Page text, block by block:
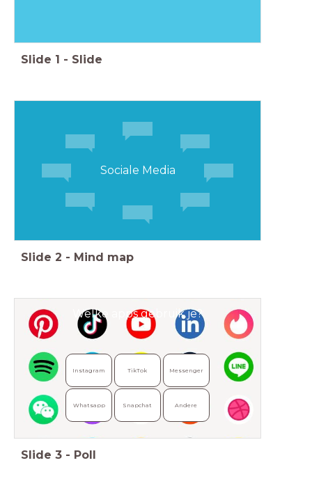
Slide 1 - Slide
Sociale Media
Slide 2 - Mind map
Welke apps gebruik je?
Instagram TikTok Messenger
Whatsapp Snapchat Andere
Slide 3 - Poll